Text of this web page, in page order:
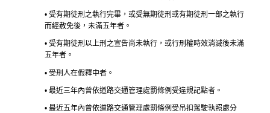
• 受有期徒刑之執行完畢，或受無期徒刑或有期徒刑一部之執行
而經赦免後，未滿五年者。
• 受有期徒刑以上刑之宣告尚未執行，或行刑權時效消滅後未滿
五年者。
• 受刑人在假釋中者。
• 最近三年內曾依道路交通管理處罰條例受違規記點者。
• 最近五年內曾依道路交通管理處罰條例受吊扣駕駛執照處分